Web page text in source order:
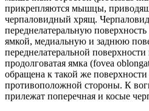
прикрепляются мышцы,
черпаловидный хрящ.
переднелатеральную
ямкой, медиальную и заднюю
переднелатеральной
продолговатая ямка (fovea
обращена к такой же
противоположной стороны. К
прилежат поперечная и косые